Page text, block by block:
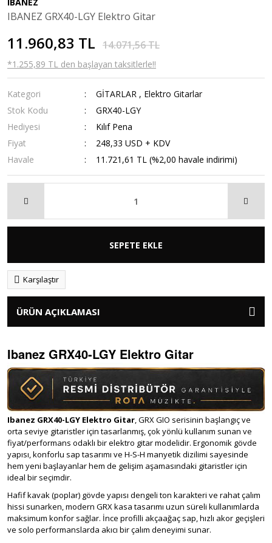
IBANEZ GRX40-LGY Elektro Gitar
11.960,83 TL 14.071,56 TL
*1.255,89 TL den başlayan taksitlerle!!
Kategori GİTARLAR , Elektro Gitarlar
Stok Kodu
GRX40-LGY
Hediyesi
Kılıf Pena
Fiyat
248,33 USD + KDV
Havale
11.721,61 TL (%2,00 havale indirimi)
SEPETE EKLE
Karşılaştır
ÜRÜN AÇIKLAMASI
Ibanez GRX40-LGY Elektro Gitar
Ibanez GRX40-LGY Elektro Gitar, GRX GIO serisinin başlangıç ve
orta seviye gitaristler için tasarlanmış, çok yönlü kullanım sunan ve
fiyat/performans odaklı bir elektro gitar modelidir. Ergonomik gövde
yapısı, konforlu sap tasarımı ve H-S-H manyetik dizilimi sayesinde
hem yeni başlayanlar hem de gelişim aşamasındaki gitaristler için
ideal bir seçimdir.
Hafif kavak (poplar) gövde yapısı dengeli ton karakteri ve rahat çalım
hissi sunarken, modern GRX kasa tasarımı uzun süreli kullanımlarda
maksimum konfor sağlar. İnce profilli akçaağaç sap, hızlı akor geçişleri
ve solo performanslarda akıcı bir çalım deneyimi sunar.